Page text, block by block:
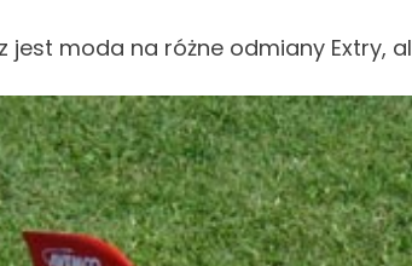
jest moda na różne odmiany Extry,